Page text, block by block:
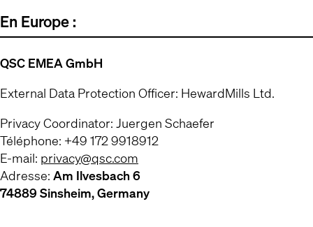
En Europe :
QSC EMEA GmbH
External Data Protection Officer: HewardMills Ltd.
Privacy Coordinator: Juergen Schaefer
Téléphone: +49 172 9918912
E-mail: privacy@qsc.com
Adresse: Am Ilvesbach 6
74889 Sinsheim, Germany